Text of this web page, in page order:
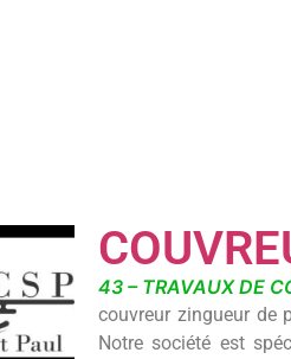
43 – TRAVAUX DE
couvreur zingueur de
Notre société est